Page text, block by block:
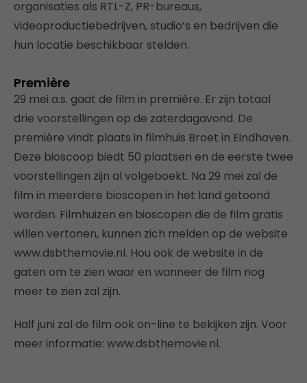
organisaties als RTL-Z, PR-bureaus,
videoproductiebedrijven, studio’s en bedrijven die
hun locatie beschikbaar stelden.
Première
29 mei a.s. gaat de film in première. Er zijn totaal
drie voorstellingen op de zaterdagavond. De
première vindt plaats in filmhuis Broet in Eindhoven.
Deze bioscoop biedt 50 plaatsen en de eerste twee
voorstellingen zijn al volgeboekt. Na 29 mei zal de
film in meerdere bioscopen in het land getoond
worden. Filmhuizen en bioscopen die de film gratis
willen vertonen, kunnen zich melden op de website
www.dsbthemovie.nl. Hou ook de website in de
gaten om te zien waar en wanneer de film nog
meer te zien zal zijn.
Half juni zal de film ook on-line te bekijken zijn. Voor
meer informatie: www.dsbthemovie.nl.